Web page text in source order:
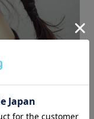
いう意味がありま